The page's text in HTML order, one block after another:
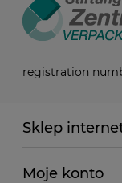
registration
Sklep
Moje konto